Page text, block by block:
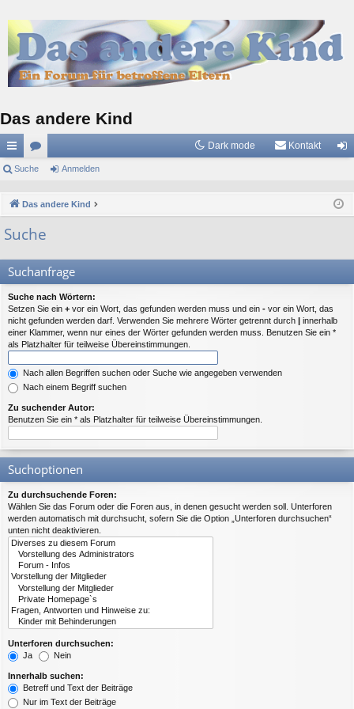
Das andere Kind
ch
llz
ug
or
Dark mode Kontakt
el
Suche Anmelden
Das andere Kind
Suche
Suchanfrage
Suche nach Wörtern:
Setzen Sie ein + vor ein Wort, das gefunden werden muss und ein - vor ein Wort, das
nicht gefunden werden darf. Verwenden Sie mehrere Wörter getrennt durch | innerhalb
einer Klammer, wenn nur eines der Wörter gefunden werden muss. Benutzen Sie ein *
als Platzhalter für teilweise Übereinstimmungen.
Nach allen Begriffen suchen oder Suche wie angegeben verwenden
Nach einem Begriff suchen
Zu suchender Autor:
Benutzen Sie ein * als Platzhalter für teilweise Übereinstimmungen.
Suchoptionen
Zu durchsuchende Foren:
Wählen Sie das Forum oder die Foren aus, in denen gesucht werden soll. Unterforen
werden automatisch mit durchsucht, sofern Sie die Option „Unterforen durchsuchen“
unten nicht deaktivieren.
Unterforen durchsuchen:
Ja
Nein
Innerhalb suchen:
Betreff und Text der Beiträge
Nur im Text der Beiträge